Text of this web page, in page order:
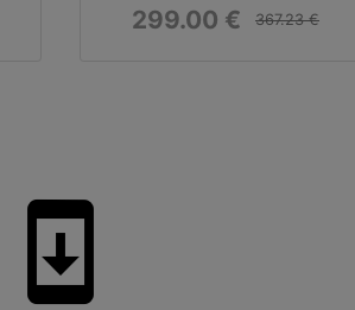
299.00 € 367.23 €
system_update